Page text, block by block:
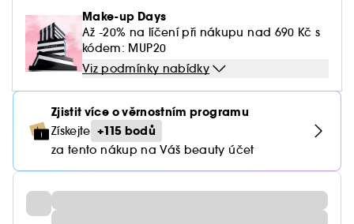
Make-up Days
Až -20% na líčení při nákupu nad 690 Kč s
kódem: MUP20
Viz podmínky nabídky
Zjistit více o věrnostním programu
Získejte +115 bodů
za tento nákup na Váš beauty účet